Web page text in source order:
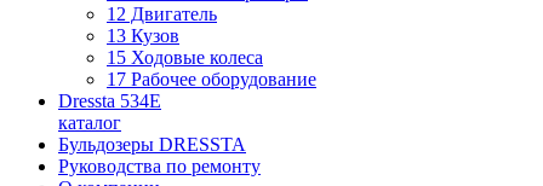
12 Двигатель
13 Кузов
15 Ходовые колеса
17 Рабочее оборудование
Dressta 534E
каталог
Бульдозеры DRESSTA
Руководства по ремонту